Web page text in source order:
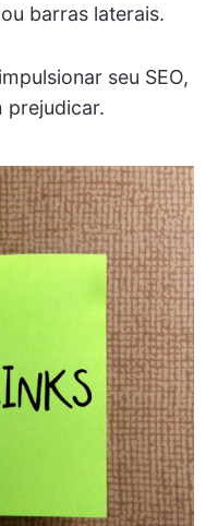
barras laterais.
seu SEO,
prejudicar.